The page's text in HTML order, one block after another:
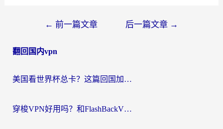
导
← 前一篇文章 后一篇文章 →
翻回国内vpn
美国看世界杯总卡？这篇回国加速器指南帮你无缝刷国内资源（附苹果手机VPN设置步骤）
穿梭VPN好用吗？和FlashBackVPN对比哪个回国效果更好？